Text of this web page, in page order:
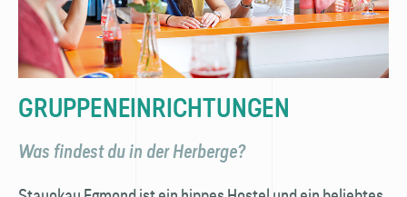
GRUPPENEINRICHTUNGEN
Was findest du in der Herberge?